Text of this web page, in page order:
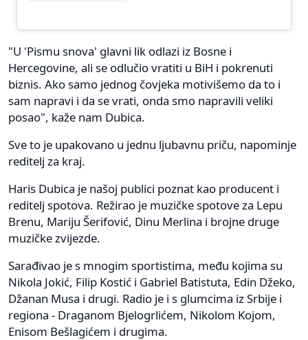
"U 'Pismu snova' glavni lik odlazi iz Bosne i
Hercegovine, ali se odlučio vratiti u BiH i pokrenuti
biznis. Ako samo jednog čovjeka motivišemo da to i
sam napravi i da se vrati, onda smo napravili veliki
posao", kaže nam Dubica.
Sve to je upakovano u jednu ljubavnu priču, napominje
reditelj za kraj.
Haris Dubica je našoj publici poznat kao producent i
reditelj spotova. Režirao je muzičke spotove za Lepu
Brenu, Mariju Šerifović, Dinu Merlina i brojne druge
muzičke zvijezde.
Sarađivao je s mnogim sportistima, među kojima su
Nikola Jokić, Filip Kostić i Gabriel Batistuta, Edin Džeko,
Džanan Musa i drugi. Radio je i s glumcima iz Srbije i
regiona - Draganom Bjelogrlićem, Nikolom Kojom,
Enisom Bešlagićem i drugima.